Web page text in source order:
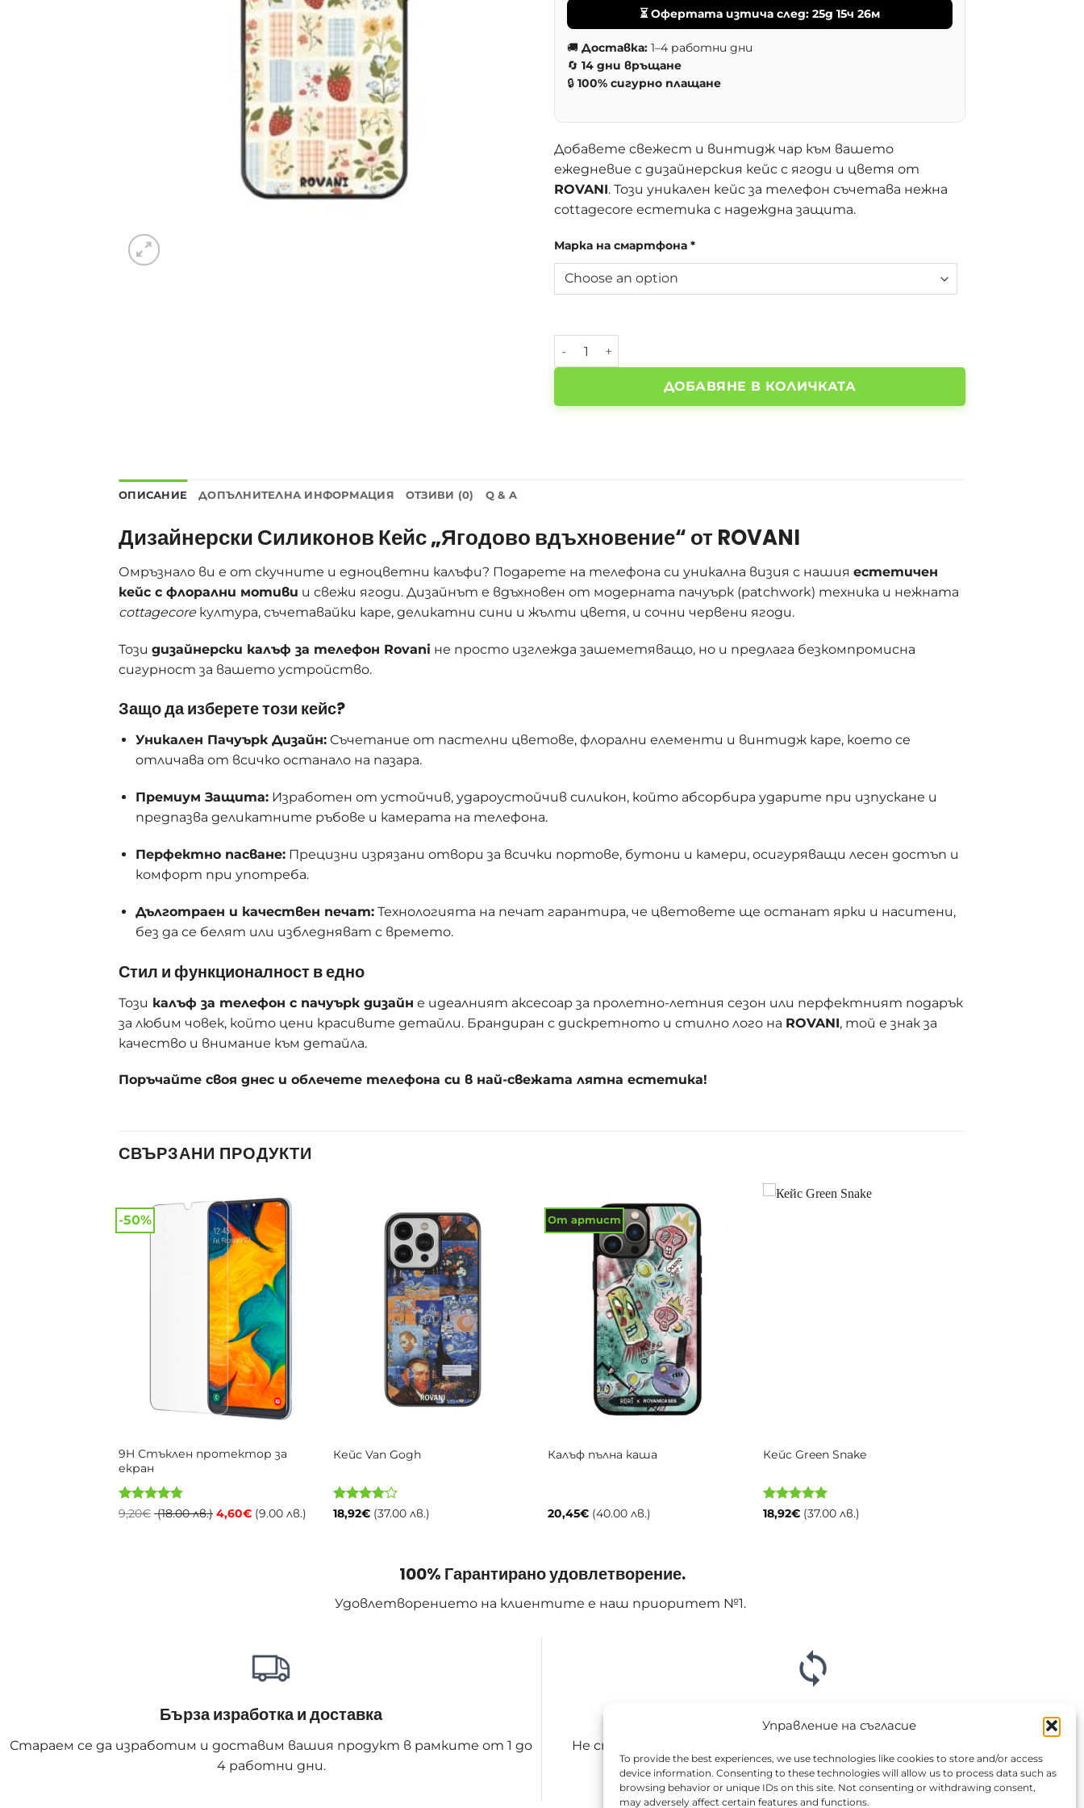
Управление на съгласие
To provide the best experiences, we use technologies like cookies to store and/or access
device information. Consenting to these technologies will allow us to process data such as
browsing behavior or unique IDs on this site. Not consenting or withdrawing consent,
may adversely affect certain features and functions.
⏳ Офертата изтича след: 25д 15ч 26м
🚚 Доставка: 1–4 работни дни
🔄 14 дни връщане
🔒 100% сигурно плащане
Добавете свежест и винтидж чар към вашето
ежедневие с дизайнерския кейс с ягоди и цветя от
ROVANI. Този уникален кейс за телефон съчетава нежна
cottagecore естетика с надеждна защита.
Марка на смартфона *
количество за Кейс за телефон с ягоди и цветя
ДОБАВЯНЕ В КОЛИЧКАТА
ОПИСАНИЕ ДОПЪЛНИТЕЛНА ИНФОРМАЦИЯ ОТЗИВИ (0) Q & A
Дизайнерски Силиконов Кейс „Ягодово вдъхновение“ от ROVANI
Омръзнало ви е от скучните и едноцветни калъфи? Подарете на телефона си уникална визия с нашия естетичен
кейс с флорални мотиви и свежи ягоди. Дизайнът е вдъхновен от модерната пачуърк (patchwork) техника и нежната
cottagecoreкултура, съчетавайки каре, деликатни сини и жълти цветя, и сочни червени ягоди.
Този дизайнерски калъф за телефон Rovani не просто изглежда зашеметяващо, но и предлага безкомпромисна
сигурност за вашето устройство.
Защо да изберете този кейс?
Уникален Пачуърк Дизайн:Съчетание от пастелни цветове, флорални елементи и винтидж каре, което се
отличава от всичко останало на пазара.
Премиум Защита:Изработен от устойчив, удароустойчив силикон, който абсорбира ударите при изпускане и
предпазва деликатните ръбове и камерата на телефона.
Перфектно пасване:Прецизни изрязани отвори за всички портове, бутони и камери, осигуряващи лесен достъп и
комфорт при употреба.
Дълготраен и качествен печат:Технологията на печат гарантира, че цветовете ще останат ярки и наситени,
без да се белят или избледняват с времето.
Стил и функционалност в едно
Този калъф за телефон с пачуърк дизайн е идеалният аксесоар за пролетно-летния сезон или перфектният подарък
за любим човек, който цени красивите детайли. Брандиран с дискретното и стилно лого на ROVANI, той е знак за
качество и внимание към детайла.
Поръчайте своя днес и облечете телефона си в най-свежата лятна естетика!
СВЪРЗАНИ ПРОДУКТИ
-50%
9H Стъклен протектор за
екран
Оценено с
9,20€ (18.00 лв.) Original
price
4,60€ (9.00 лв.) Текущата
Кейс Van Gogh
Оценено
18,92€ (37.00 лв.)
От артист
Калъф пълна каша
20,45€ (40.00 лв.)
Кейс Green Snake
Оценено с
18,92€ (37.00 лв.)
100% Гарантирано удовлетворение.
Удовлетворението на клиентите е наш приоритет №1.
Бърза изработка и доставка
Стараем се да изработим и доставим вашия продукт в рамките от 1 до
4 работни дни.
Връщане или замяна
Не сте доволни от поръчката си? Ние предлагаме 14 дневен срок за
връщане или замяна на продукта.